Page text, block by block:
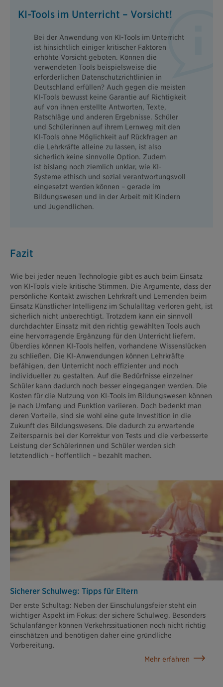
KI-Tools im Unterricht – Vorsicht!
Bei der Anwendung von KI-Tools im Unterricht
ist hinsichtlich einiger kritischer Faktoren
erhöhte Vorsicht geboten. Können die
verwendeten Tools beispielsweise die
erforderlichen Datenschutzrichtlinien in
Deutschland erfüllen? Auch gegen die meisten
KI-Tools bewusst keine Garantie auf Richtigkeit
auf von ihnen erstellte Antworten, Texte,
Ratschläge und anderen Ergebnisse. Schüler
und Schülerinnen auf ihrem Lernweg mit den
KI-Tools ohne Möglichkeit auf Rückfragen an
die Lehrkräfte alleine zu lassen, ist also
sicherlich keine sinnvolle Option. Zudem
ist bislang noch ziemlich unklar, wie KI-
Systeme ethisch und sozial verantwortungsvoll
eingesetzt werden können – gerade im
Bildungswesen und in der Arbeit mit Kindern
und Jugendlichen.
Fazit
Wie bei jeder neuen Technologie gibt es auch beim Einsatz
von KI-Tools viele kritische Stimmen. Die Argumente, dass der
persönliche Kontakt zwischen Lehrkraft und Lernenden beim
Einsatz Künstlicher Intelligenz im Schulalltag verloren geht, ist
sicherlich nicht unberechtigt. Trotzdem kann ein sinnvoll
durchdachter Einsatz mit den richtig gewählten Tools auch
eine hervorragende Ergänzung für den Unterricht liefern.
Überdies können KI-Tools helfen, vorhandene Wissenslücken
zu schließen. Die KI-Anwendungen können Lehrkräfte
befähigen, den Unterricht noch effizienter und noch
individueller zu gestalten. Auf die Bedürfnisse einzelner
Schüler kann dadurch noch besser eingegangen werden. Die
Kosten für die Nutzung von KI-Tools im Bildungswesen können
je nach Umfang und Funktion variieren. Doch bedenkt man
deren Vorteile, sind sie wohl eine gute Investition in die
Zukunft des Bildungswesens. Die dadurch zu erwartende
Zeitersparnis bei der Korrektur von Tests und die verbesserte
Leistung der Schülerinnen und Schüler werden sich
letztendlich – hoffentlich – bezahlt machen.
Sicherer Schulweg: Tipps für Eltern
Der erste Schultag: Neben der Einschulungsfeier steht ein
wichtiger Aspekt im Fokus: der sichere Schulweg. Besonders
Schulanfänger können Verkehrssituationen noch nicht richtig
einschätzen und benötigen daher eine gründliche
Vorbereitung.
Mehr erfahren